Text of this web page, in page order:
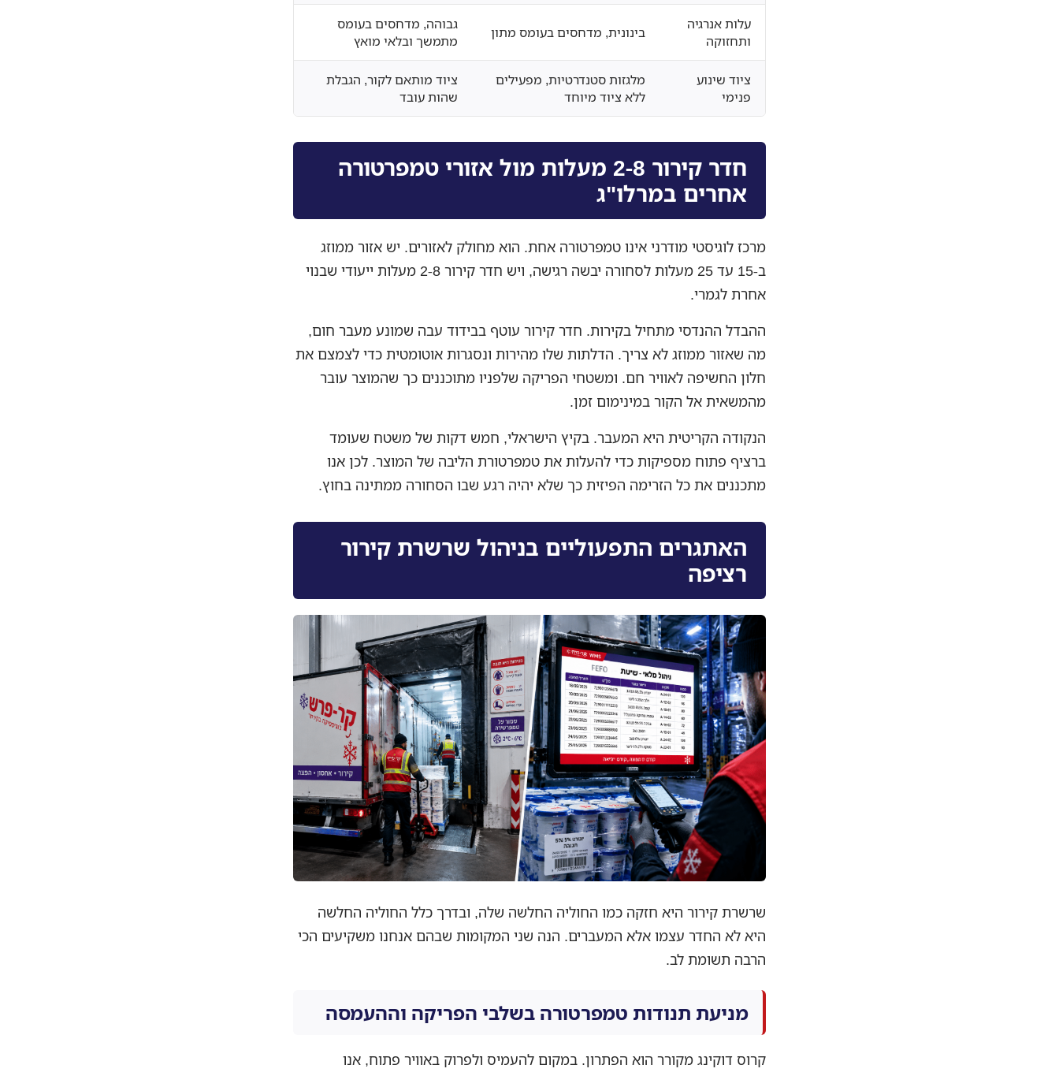
עלות אנרגיה
ותחזוקה
בינונית, מדחסים בעומס מתון
גבוהה, מדחסים בעומס
מתמשך ובלאי מואץ
ציוד שינוע
פנימי
מלגזות סטנדרטיות, מפעילים
ללא ציוד מיוחד
ציוד מותאם לקור, הגבלת
שהות עובד
חדר קירור 2-8 מעלות מול אזורי טמפרטורה
אחרים במרלו"ג
מרכז לוגיסטי מודרני אינו טמפרטורה אחת. הוא מחולק לאזורים. יש אזור ממוזג
ב-15 עד 25 מעלות לסחורה יבשה רגישה, ויש חדר קירור 2-8 מעלות ייעודי שבנוי
אחרת לגמרי.
ההבדל ההנדסי מתחיל בקירות. חדר קירור עוטף בבידוד עבה שמונע מעבר חום,
מה שאזור ממוזג לא צריך. הדלתות שלו מהירות ונסגרות אוטומטית כדי לצמצם את
חלון החשיפה לאוויר חם. ומשטחי הפריקה שלפניו מתוכננים כך שהמוצר עובר
מהמשאית אל הקור במינימום זמן.
הנקודה הקריטית היא המעבר. בקיץ הישראלי, חמש דקות של משטח שעומד
ברציף פתוח מספיקות כדי להעלות את טמפרטורת הליבה של המוצר. לכן אנו
מתכננים את כל הזרימה הפיזית כך שלא יהיה רגע שבו הסחורה ממתינה בחוץ.
האתגרים התפעוליים בניהול שרשרת קירור
רציפה
שרשרת קירור היא חזקה כמו החוליה החלשה שלה, ובדרך כלל החוליה החלשה
היא לא החדר עצמו אלא המעברים. הנה שני המקומות שבהם אנחנו משקיעים הכי
הרבה תשומת לב.
מניעת תנודות טמפרטורה בשלבי הפריקה וההעמסה
קרוס דוקינג מקורר הוא הפתרון. במקום להעמיס ולפרוק באוויר פתוח, אנו